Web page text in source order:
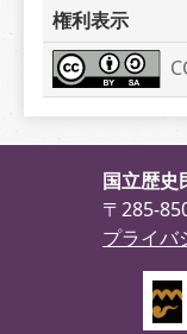
権利表示
国立歴史
〒285-
プライバ